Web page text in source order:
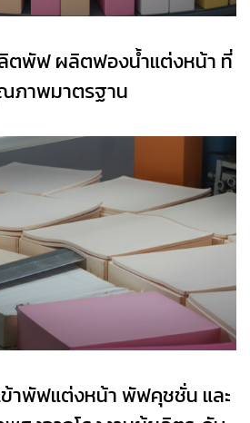
ลิตพัฟ ผลิตฟองน้ำแต่งหน้า ที่
ภาพมาตรฐาน
ข้าพัฟแต่งหน้า พัฟคุชชั่น และ